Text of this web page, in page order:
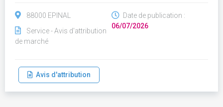
88000 EPINAL
Service - Avis d'attribution
de marché
Date de publication :
06/07/2026
Avis d'attribution